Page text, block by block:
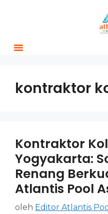
kontraktor
Kontraktor
Yogyakarta:
Renang
Atlantis Pool
oleh Editor Atlantis